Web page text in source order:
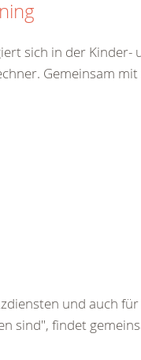
sich in der
Gemeinsam
und auch
sind", findet